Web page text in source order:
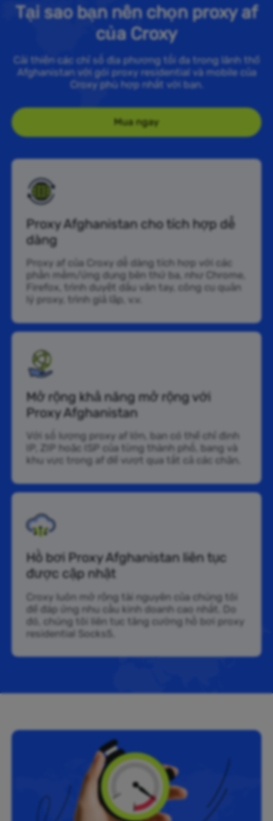
Tại sao bạn nên chọn proxy af
của Croxy
Cải thiện các chỉ số địa phương tối đa trong lãnh thổ
Afghanistan với gói proxy residential và mobile của
Croxy phù hợp nhất với bạn.
Mua ngay
Proxy Afghanistan cho tích hợp dễ
dàng
Proxy af của Croxy dễ dàng tích hợp với các
phần mềm/ứng dụng bên thứ ba, như Chrome,
Firefox, trình duyệt dấu vân tay, công cụ quản
lý proxy, trình giả lập, v.v.
Mở rộng khả năng mở rộng với
Proxy Afghanistan
Với số lượng proxy af lớn, bạn có thể chỉ định
IP, ZIP hoặc ISP của từng thành phố, bang và
khu vực trong af để vượt qua tất cả các chặn.
Hồ bơi Proxy Afghanistan liên tục
được cập nhật
Croxy luôn mở rộng tài nguyên của chúng tôi
để đáp ứng nhu cầu kinh doanh cao nhất. Do
đó, chúng tôi liên tục tăng cường hồ bơi proxy
residential Socks5.